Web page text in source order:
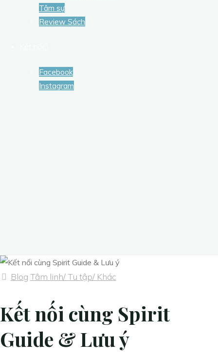
Tâm sự
Review Sách
Facebook
Instagram
Blog Tâm linh/ Tu tập/ Khác
Kết nối cùng Spirit
Guide & Lưu ý